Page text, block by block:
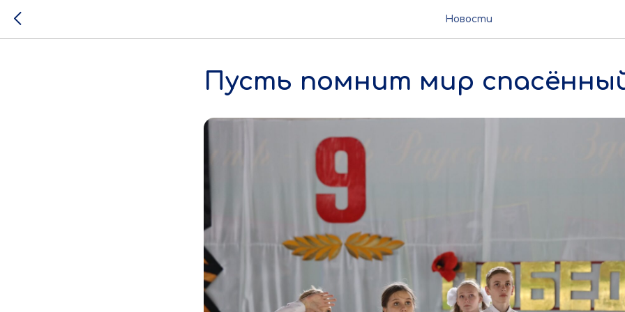
Новости
Пусть помнит мир